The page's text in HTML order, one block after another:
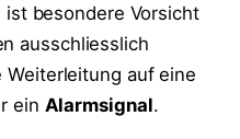
besondere Vorsicht
ausschliesslich
Weiterleitung auf eine
ein Alarmsignal.